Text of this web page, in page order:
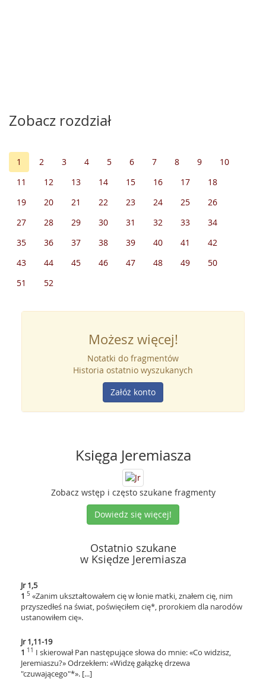
Zobacz rozdział
1 2 3 4 5 6 7 8 9
10
11
12 13 14 15 16 17
18
19
20 21 22 23 24 25
26
27
28 29 30 31 32 33
34
35
36 37 38 39 40 41
42
43
44 45 46 47 48 49
50
51
52
Możesz więcej!
Notatki do fragmentów
Historia ostatnio wyszukanych
Załóż konto
Księga Jeremiasza
Zobacz wstęp i często szukane fragmenty
Dowiedz się więcej!
Ostatnio szukane
w Księdze Jeremiasza
Jr 1,5
1 5 «Zanim ukształtowałem cię w łonie matki, znałem cię, nim
przyszedłeś na świat, poświęciłem cię*, prorokiem dla narodów
ustanowiłem cię».
Jr 1,11-19
1 11 I skierował Pan następujące słowa do mnie: «Co widzisz,
Jeremiaszu?» Odrzekłem: «Widzę gałązkę drzewa
"czuwającego"*». [...]